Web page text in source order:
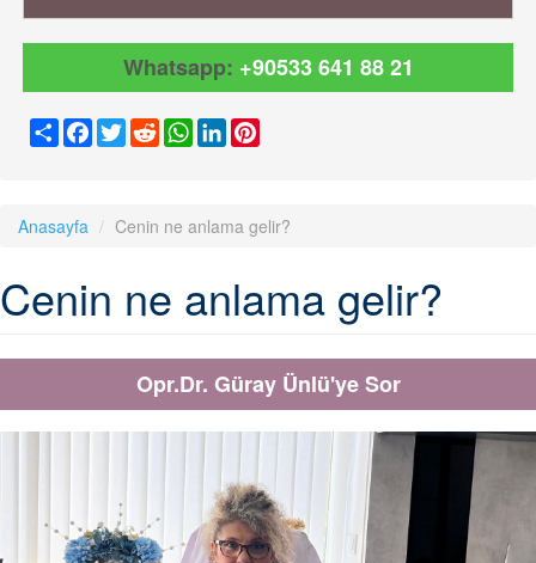
Whatsapp: +90533 641 88 21
ShareFacebook
TwitterRedditWhatsApp
LinkedIn
Anasayfa Cenin ne anlama gelir?
Cenin ne anlama gelir?
Opr.Dr. Güray Ünlü'ye Sor